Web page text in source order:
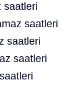
saatleri
saatleri
saatleri
saatleri